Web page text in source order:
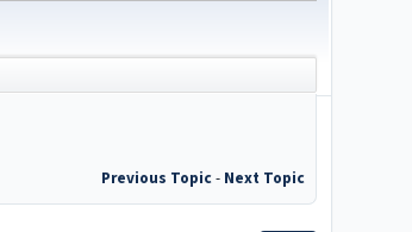
Previous Topic- Next Topic